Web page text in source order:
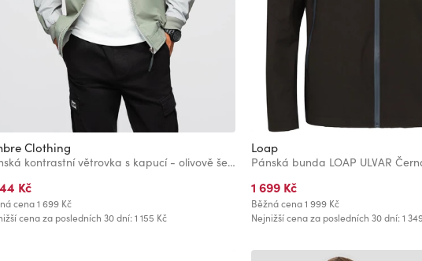
Clothing
Pánská kontrastní větrovka s kapucí - olivově šedá V3 OM-JANP-0228 Ombre Clothing
Kč
cena 1 699 Kč
cena za posledních 30 dní: 1 155 Kč
Loap
Pánská bunda LOAP ULVAR
1 699 Kč
Běžná cena 1 999 Kč
Nejnižší cena za posledních 30 dní: 1